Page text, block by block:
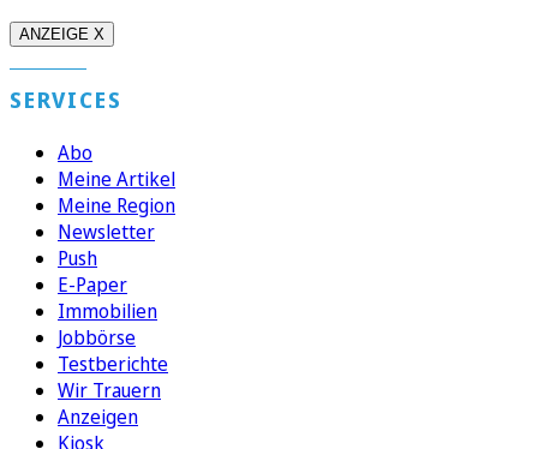
ANZEIGE X
SERVICES
Abo
Meine Artikel
Meine Region
Newsletter
Push
E-Paper
Immobilien
Jobbörse
Testberichte
Wir Trauern
Anzeigen
Kiosk